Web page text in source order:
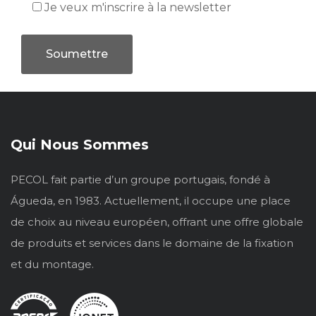
Je veux m'inscrire à la newsletter
Qui Nous Sommes
PECOL fait partie d’un groupe portugais, fondé à
Águeda, en 1983. Actuellement, il occupe une place
de choix au niveau européen, offrant une offre globale
de produits et services dans le domaine de la fixation
et du montage.